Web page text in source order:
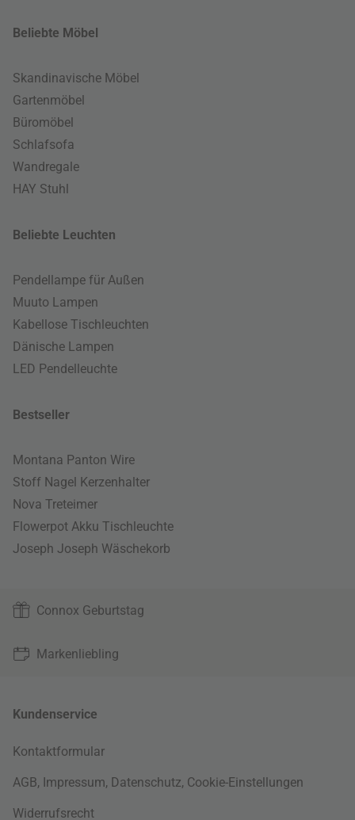
Beliebte Möbel
Skandinavische Möbel
Gartenmöbel
Büromöbel
Schlafsofa
Wandregale
HAY Stuhl
Beliebte Leuchten
Pendellampe für Außen
Muuto Lampen
Kabellose Tischleuchten
Dänische Lampen
LED Pendelleuchte
Bestseller
Montana Panton Wire
Stoff Nagel Kerzenhalter
Nova Treteimer
Flowerpot Akku Tischleuchte
Joseph Joseph Wäschekorb
Connox Geburtstag
Markenliebling
Kundenservice
Kontaktformular
AGB, Impressum, Datenschutz, Cookie-Einstellungen
Widerrufsrecht